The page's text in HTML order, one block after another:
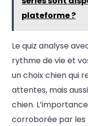
plateforme ?
Le quiz analyse
rythme de vie et
un choix chien qui
attentes, mais
chien.
corroborée par les